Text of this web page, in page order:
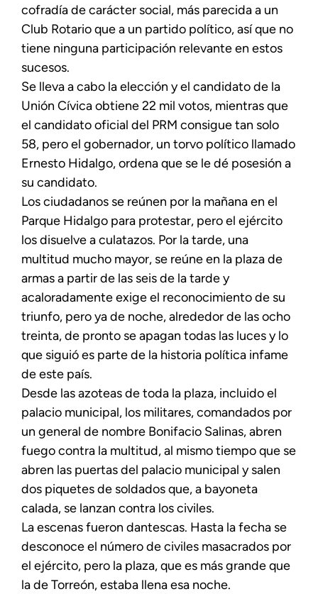
cofradía de carácter social, más parecida a un
Club Rotario que a un partido político, así que no
tiene ninguna participación relevante en estos
sucesos.
Se lleva a cabo la elección y el candidato de la
Unión Cívica obtiene 22 mil votos, mientras que
el candidato oficial del PRM consigue tan solo
58, pero el gobernador, un torvo político llamado
Ernesto Hidalgo, ordena que se le dé posesión a
su candidato.
Los ciudadanos se reúnen por la mañana en el
Parque Hidalgo para protestar, pero el ejército
los disuelve a culatazos. Por la tarde, una
multitud mucho mayor, se reúne en la plaza de
armas a partir de las seis de la tarde y
acaloradamente exige el reconocimiento de su
triunfo, pero ya de noche, alrededor de las ocho
treinta, de pronto se apagan todas las luces y lo
que siguió es parte de la historia política infame
de este país.
Desde las azoteas de toda la plaza, incluido el
palacio municipal, los militares, comandados por
un general de nombre Bonifacio Salinas, abren
fuego contra la multitud, al mismo tiempo que se
abren las puertas del palacio municipal y salen
dos piquetes de soldados que, a bayoneta
calada, se lanzan contra los civiles.
La escenas fueron dantescas. Hasta la fecha se
desconoce el número de civiles masacrados por
el ejército, pero la plaza, que es más grande que
la de Torreón, estaba llena esa noche.